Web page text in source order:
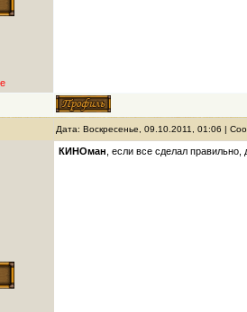
Дата: Воскресенье, 09.10.2011, 01:06 |
КИНОман , если все сделал